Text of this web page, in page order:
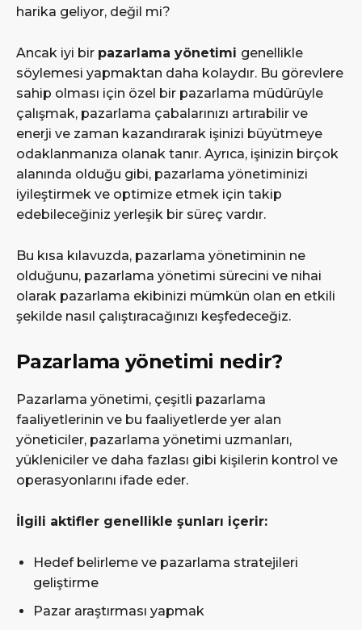
harika geliyor, değil mi?
Ancak iyi bir pazarlama yönetimi genellikle
söylemesi yapmaktan daha kolaydır. Bu görevlere
sahip olması için özel bir pazarlama müdürüyle
çalışmak, pazarlama çabalarınızı artırabilir ve
enerji ve zaman kazandırarak işinizi büyütmeye
odaklanmanıza olanak tanır. Ayrıca, işinizin birçok
alanında olduğu gibi, pazarlama yönetiminizi
iyileştirmek ve optimize etmek için takip
edebileceğiniz yerleşik bir süreç vardır.
Bu kısa kılavuzda, pazarlama yönetiminin ne
olduğunu, pazarlama yönetimi sürecini ve nihai
olarak pazarlama ekibinizi mümkün olan en etkili
şekilde nasıl çalıştıracağınızı keşfedeceğiz.
Pazarlama yönetimi nedir?
Pazarlama yönetimi, çeşitli pazarlama
faaliyetlerinin ve bu faaliyetlerde yer alan
yöneticiler, pazarlama yönetimi uzmanları,
yükleniciler ve daha fazlası gibi kişilerin kontrol ve
operasyonlarını ifade eder.
İlgili aktifler genellikle şunları içerir:
Hedef belirleme ve pazarlama stratejileri
geliştirme
Pazar araştırması yapmak